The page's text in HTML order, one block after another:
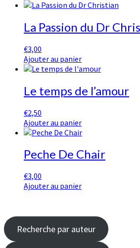
La Passion du Dr
€3,00
Ajouter au panier
Le temps de l’amour
€2,50
Ajouter au panier
Peche De Chair
€3,00
Ajouter au panier
Recherche par auteur